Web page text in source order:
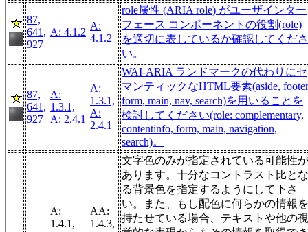
87,
641,
927
A: 4.1.2
A:
4.1.2
role属性 (ARIA role) がユーザインター
フェース コンポーネントの役割(role)
を適切に表しているか確認してくださ
い。
87,
641,
927
A:
1.3.1,
A: 2.4.1
A:
1.3.1,
A:
2.4.1
WAI-ARIA ランドマークの代わりにセ
マンティックなHTML要素(aside,
form, main, nav, search)を用いることを
検討してください(role: complementary,
contentinfo, form, main, navigation,
search)。
A:
1.4.1,
AA:
1.4.3,
文字色のみが指定されている可能性が
あります。十分なコントラスト比とな
る背景色を指定するようにして下さ
い。また、もし配色に何らかの情報を
持たせている場合、テキストや他の視